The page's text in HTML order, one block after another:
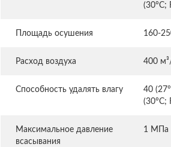
(30°C;
Площадь осушения 160-
Расход воздуха 400
Способность удалять влагу
40
(30°C;
Максимальное давление
всасывания
1 МПа